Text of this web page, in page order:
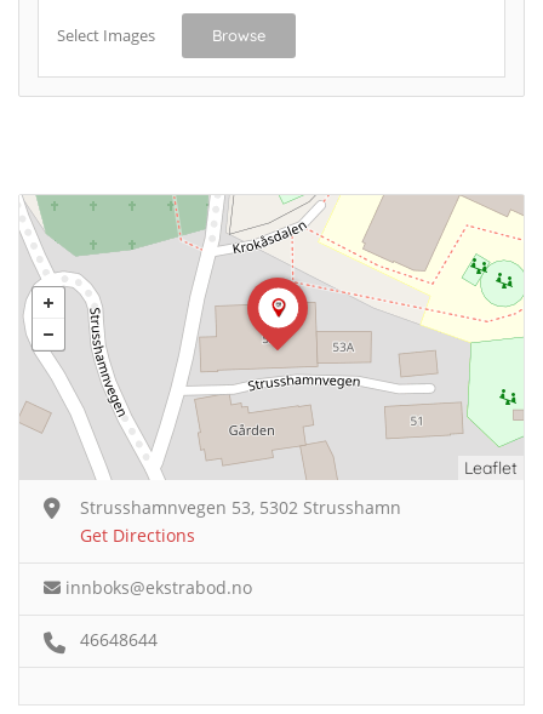
Select Images Browse
Leaflet
Strusshamnvegen 53, 5302 Strusshamn
Get Directions
innboks@ekstrabod.no
46648644